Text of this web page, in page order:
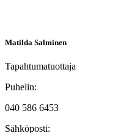
Matilda Salminen
Tapahtumatuottaja
Puhelin:
040 586 6453
Sähköposti: